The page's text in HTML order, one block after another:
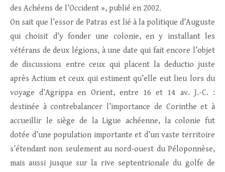
des Achéens de l’Occident », publié en 2002.
On sait que l’essor de Patras est lié à la politique d’Auguste
qui choisit d’y fonder une colonie, en y installant les
vétérans de deux légions, à une date qui fait encore l’objet
de discussions entre ceux qui placent la deductio juste
après Actium et ceux qui estiment qu’elle eut lieu lors du
voyage d’Agrippa en Orient, entre 16 et 14 av. J.-C. :
destinée à contrebalancer l’importance de Corinthe et à
accueillir le siège de la Ligue achéenne, la colonie fut
dotée d’une population importante et d’un vaste territoire
s’étendant non seulement au nord-ouest du Péloponnèse,
mais aussi jusque sur la rive septentrionale du golfe de